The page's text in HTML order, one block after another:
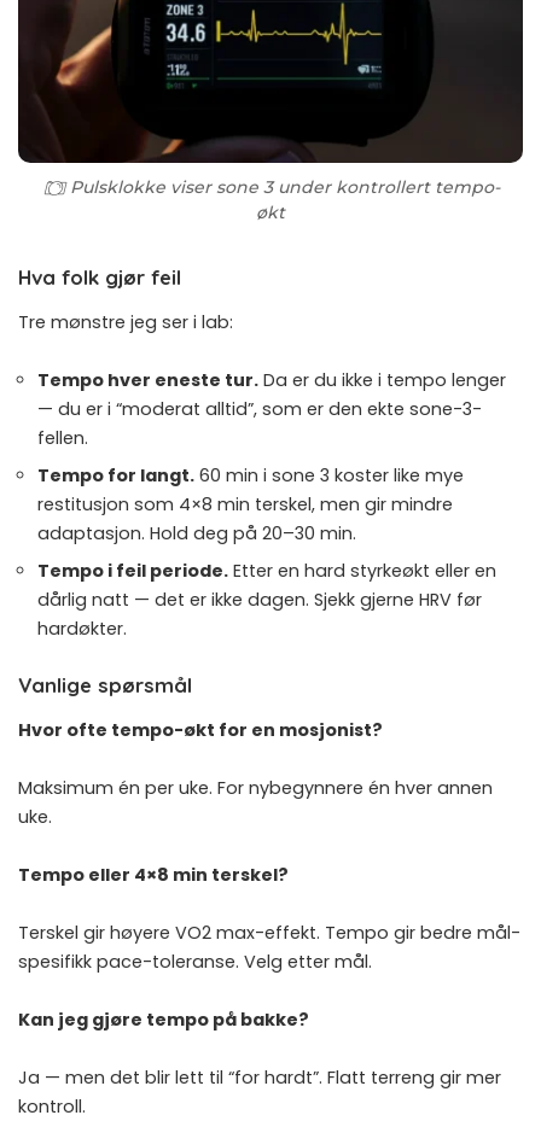
Pulsklokke viser sone 3 under kontrollert tempo-
økt
Hva folk gjør feil
Tre mønstre jeg ser i lab:
Tempo hver eneste tur. Da er du ikke i tempo lenger
— du er i “moderat alltid”, som er den ekte sone-3-
fellen.
Tempo for langt. 60 min i sone 3 koster like mye
restitusjon som 4×8 min terskel, men gir mindre
adaptasjon. Hold deg på 20–30 min.
Tempo i feil periode. Etter en hard styrkeøkt eller en
dårlig natt — det er ikke dagen. Sjekk gjerne HRV før
hardøkter.
Vanlige spørsmål
Hvor ofte tempo-økt for en mosjonist?
Maksimum én per uke. For nybegynnere én hver annen
uke.
Tempo eller 4×8 min terskel?
Terskel gir høyere VO2 max-effekt. Tempo gir bedre mål-
spesifikk pace-toleranse. Velg etter mål.
Kan jeg gjøre tempo på bakke?
Ja — men det blir lett til “for hardt”. Flatt terreng gir mer
kontroll.